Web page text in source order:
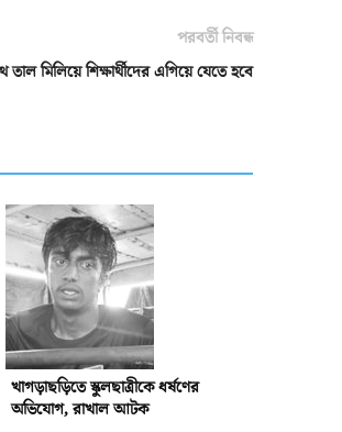
পরবর্তী নিবন্ধ
মিলিয়ে শিক্ষার্থীদের এগিয়ে যেতে হবে
খাগড়াছড়িতে স্কুলছাত্রীকে ধর্ষণের
অভিযোগ, রাখাল আটক